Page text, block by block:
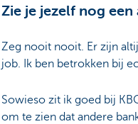
Zie je jezelf nog
Zeg nooit nooit. Er zijn
job. Ik ben betrokken bij
Sowieso zit ik goed bij
om te zien dat andere